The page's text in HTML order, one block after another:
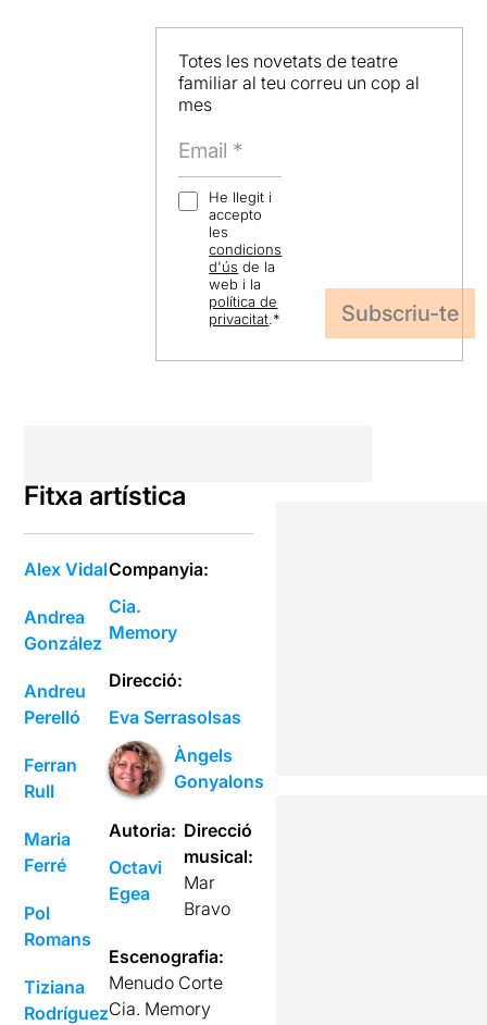
Totes les novetats de teatre
familiar al teu correu un cop al
mes
He llegit i
accepto
les
condicions
d'ús de la
web i la
política de
privacitat.*
Fitxa artística
Alex Vidal
Andrea
González
Andreu
Perelló
Ferran
Rull
Maria
Ferré
Pol
Romans
Tiziana
Rodríguez
Companyia:
Cia.
Memory
Direcció:
Eva Serrasolsas
Àngels
Gonyalons
Autoria:
Octavi
Egea
Direcció
musical:
Mar
Bravo
Escenografia:
Menudo Corte
Cia. Memory